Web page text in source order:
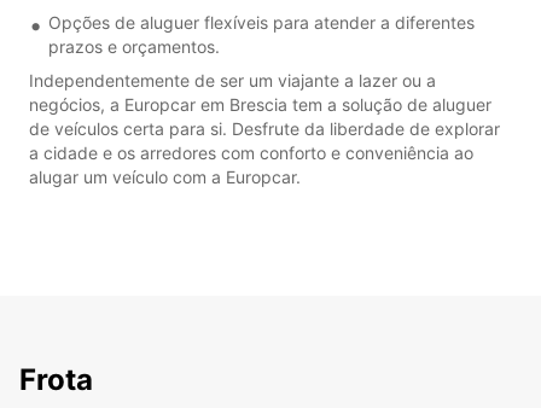
Opções de aluguer flexíveis para atender a diferentes
prazos e orçamentos.
Independentemente de ser um viajante a lazer ou a
negócios, a Europcar em Brescia tem a solução de aluguer
de veículos certa para si. Desfrute da liberdade de explorar
a cidade e os arredores com conforto e conveniência ao
alugar um veículo com a Europcar.
Frota